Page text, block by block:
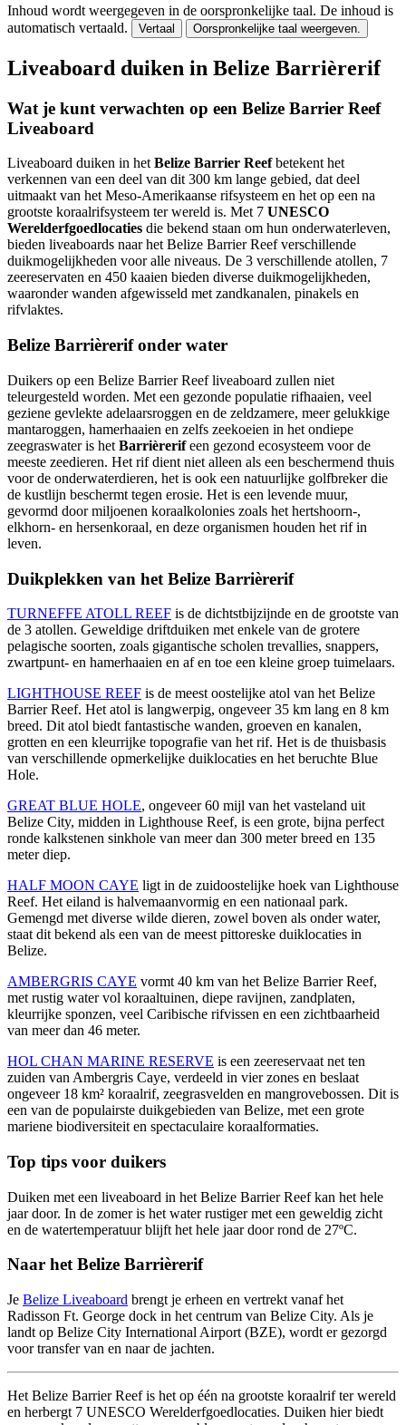
Inhoud wordt weergegeven in de oorspronkelijke taal. De inhoud is
automatisch vertaald.
Vertaal Oorspronkelijke taal weergeven.
Liveaboard duiken in Belize Barrièrerif
Wat je kunt verwachten op een Belize Barrier Reef
Liveaboard
Liveaboard duiken in hetBelize Barrier Reefbetekent het
verkennen van een deel van dit 300 km lange gebied, dat deel
uitmaakt van het Meso-Amerikaanse rifsysteem en het op een na
grootste koraalrifsysteem ter wereld is. Met 7 UNESCO
Werelderfgoedlocaties die bekend staan om hun onderwaterleven,
bieden liveaboards naar het Belize Barrier Reef verschillende
duikmogelijkheden voor alle niveaus. De 3 verschillende atollen, 7
zeereservaten en 450 kaaien bieden diverse duikmogelijkheden,
waaronder wanden afgewisseld met zandkanalen, pinakels en
rifvlaktes.
Belize Barrièrerif onder water
Duikers op een Belize Barrier Reef liveaboard zullen niet
teleurgesteld worden. Met een gezonde populatie rifhaaien, veel
geziene gevlekte adelaarsroggen en de zeldzamere, meer gelukkige
mantaroggen, hamerhaaien en zelfs zeekoeien in het ondiepe
zeegraswater is het Barrièrerifeen gezond ecosysteem voor de
meeste zeedieren. Het rif dient niet alleen als een beschermend thuis
voor de onderwaterdieren, het is ook een natuurlijke golfbreker die
de kustlijn beschermt tegen erosie. Het is een levende muur,
gevormd door miljoenen koraalkolonies zoals het hertshoorn-,
elkhorn- en hersenkoraal, en deze organismen houden het rif in
leven.
Duikplekken van het Belize Barrièrerif
TURNEFFE ATOLL REEF is de dichtstbijzijnde en de grootste van
de 3 atollen. Geweldige driftduiken met enkele van de grotere
pelagische soorten, zoals gigantische scholen trevallies, snappers,
zwartpunt- en hamerhaaien en af en toe een kleine groep tuimelaars.
LIGHTHOUSE REEF is de meest oostelijke atol van het Belize
Barrier Reef. Het atol is langwerpig, ongeveer 35 km lang en 8 km
breed. Dit atol biedt fantastische wanden, groeven en kanalen,
grotten en een kleurrijke topografie van het rif. Het is de thuisbasis
van verschillende opmerkelijke duiklocaties en het beruchte Blue
Hole.
GREAT BLUE HOLE, ongeveer 60 mijl van het vasteland uit
Belize City, midden in Lighthouse Reef, is een grote, bijna perfect
ronde kalkstenen sinkhole van meer dan 300 meter breed en 135
meter diep.
HALF MOON CAYE ligt in de zuidoostelijke hoek van Lighthouse
Reef. Het eiland is halvemaanvormig en een nationaal park.
Gemengd met diverse wilde dieren, zowel boven als onder water,
staat dit bekend als een van de meest pittoreske duiklocaties in
Belize.
AMBERGRIS CAYE vormt 40 km van het Belize Barrier Reef,
met rustig water vol koraaltuinen, diepe ravijnen, zandplaten,
kleurrijke sponzen, veel Caribische rifvissen en een zichtbaarheid
van meer dan 46 meter.
HOL CHAN MARINE RESERVE is een zeereservaat net ten
zuiden van Ambergris Caye, verdeeld in vier zones en beslaat
ongeveer 18 km² koraalrif, zeegrasvelden en mangrovebossen. Dit is
een van de populairste duikgebieden van Belize, met een grote
mariene biodiversiteit en spectaculaire koraalformaties.
Top tips voor duikers
Duiken met een liveaboard in het Belize Barrier Reef kan het hele
jaar door. In de zomer is het water rustiger met een geweldig zicht
en de watertemperatuur blijft het hele jaar door rond de 27ºC.
Naar het Belize Barrièrerif
Je Belize Liveaboard brengt je erheen en vertrekt vanaf het
Radisson Ft. George dock in het centrum van Belize City. Als je
landt op Belize City International Airport (BZE), wordt er gezorgd
voor transfer van en naar de jachten.
Het Belize Barrier Reef is het op één na grootste koraalrif ter wereld
en herbergt 7 UNESCO Werelderfgoedlocaties. Duiken hier biedt